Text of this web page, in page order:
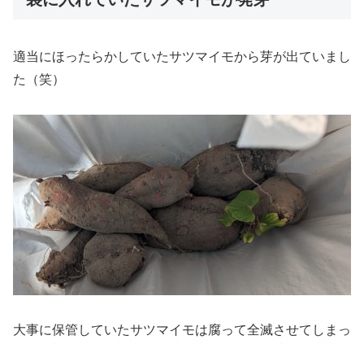
適当にほったらかしていたサツマイモから芽が出ていまし
た（笑）
大事に保管していたサツマイモは腐って全滅させてしまっ